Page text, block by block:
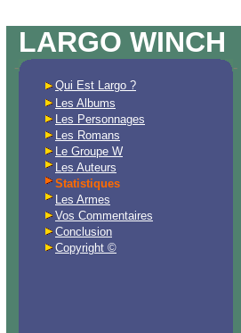
LARGO WINCH
-
Qui Est Largo ?
Les Albums
Les Personnages
Les Romans
Le Groupe W
Les Auteurs
Statistiques
Les Armes
Vos Commentaires
Conclusion
Copyright ©
-